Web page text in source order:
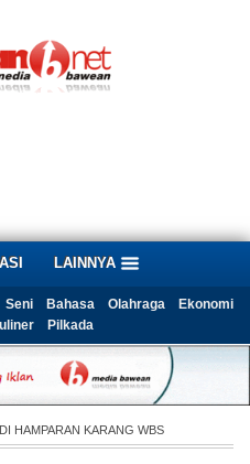
LAINNYA
Seni Bahasa Olahraga
Ekonomi
Pilkada
HAMPARAN KARANG WBS